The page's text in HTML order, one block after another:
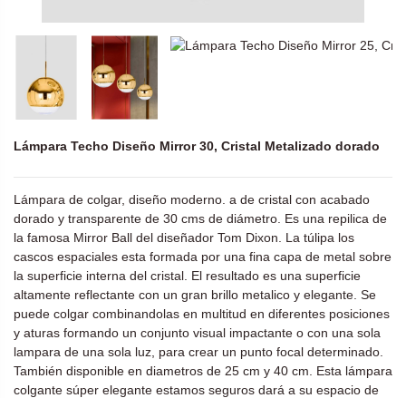
Lámpara Techo Diseño Mirror 30, Cristal Metalizado dorado
Lámpara de colgar, diseño moderno. a de cristal con acabado
dorado y transparente de 30 cms de diámetro. Es una repilica de
la famosa Mirror Ball del diseñador Tom Dixon. La túlipa los
cascos espaciales esta formada por una fina capa de metal sobre
la superficie interna del cristal. El resultado es una superficie
altamente reflectante con un gran brillo metalico y elegante. Se
puede colgar combinandolas en multitud en diferentes posiciones
y aturas formando un conjunto visual impactante o con una sola
lampara de una sola luz, para crear un punto focal determinado.
También disponible en diametros de 25 cm y 40 cm. Esta lámpara
colgante súper elegante estamos seguros dará a su espacio de